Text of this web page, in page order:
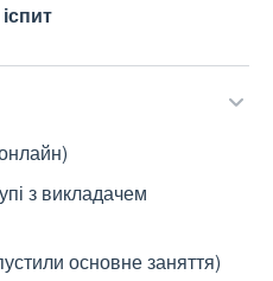
іспит
з викладачем
основне заняття)